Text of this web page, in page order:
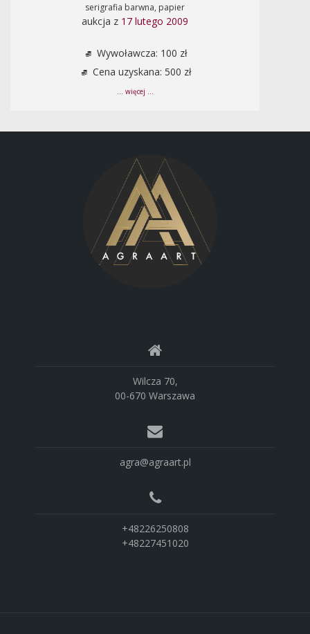
serigrafia barwna, papier
aukcja z 17 lutego 2009
Wywoławcza: 100 zł
Cena uzyskana: 500 zł
... więcej ...
Wilcza 70,
00-670 Warszawa
agra@agraart.pl
+48226250808
+48227451020